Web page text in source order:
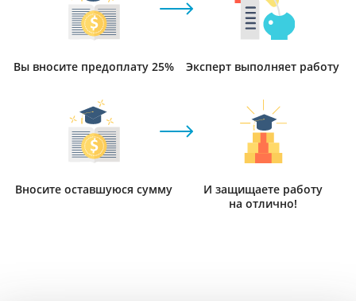
Вы вносите предоплату 25% Эксперт выполняет работу
Вносите оставшуюся сумму
И защищаете работу
на отлично!